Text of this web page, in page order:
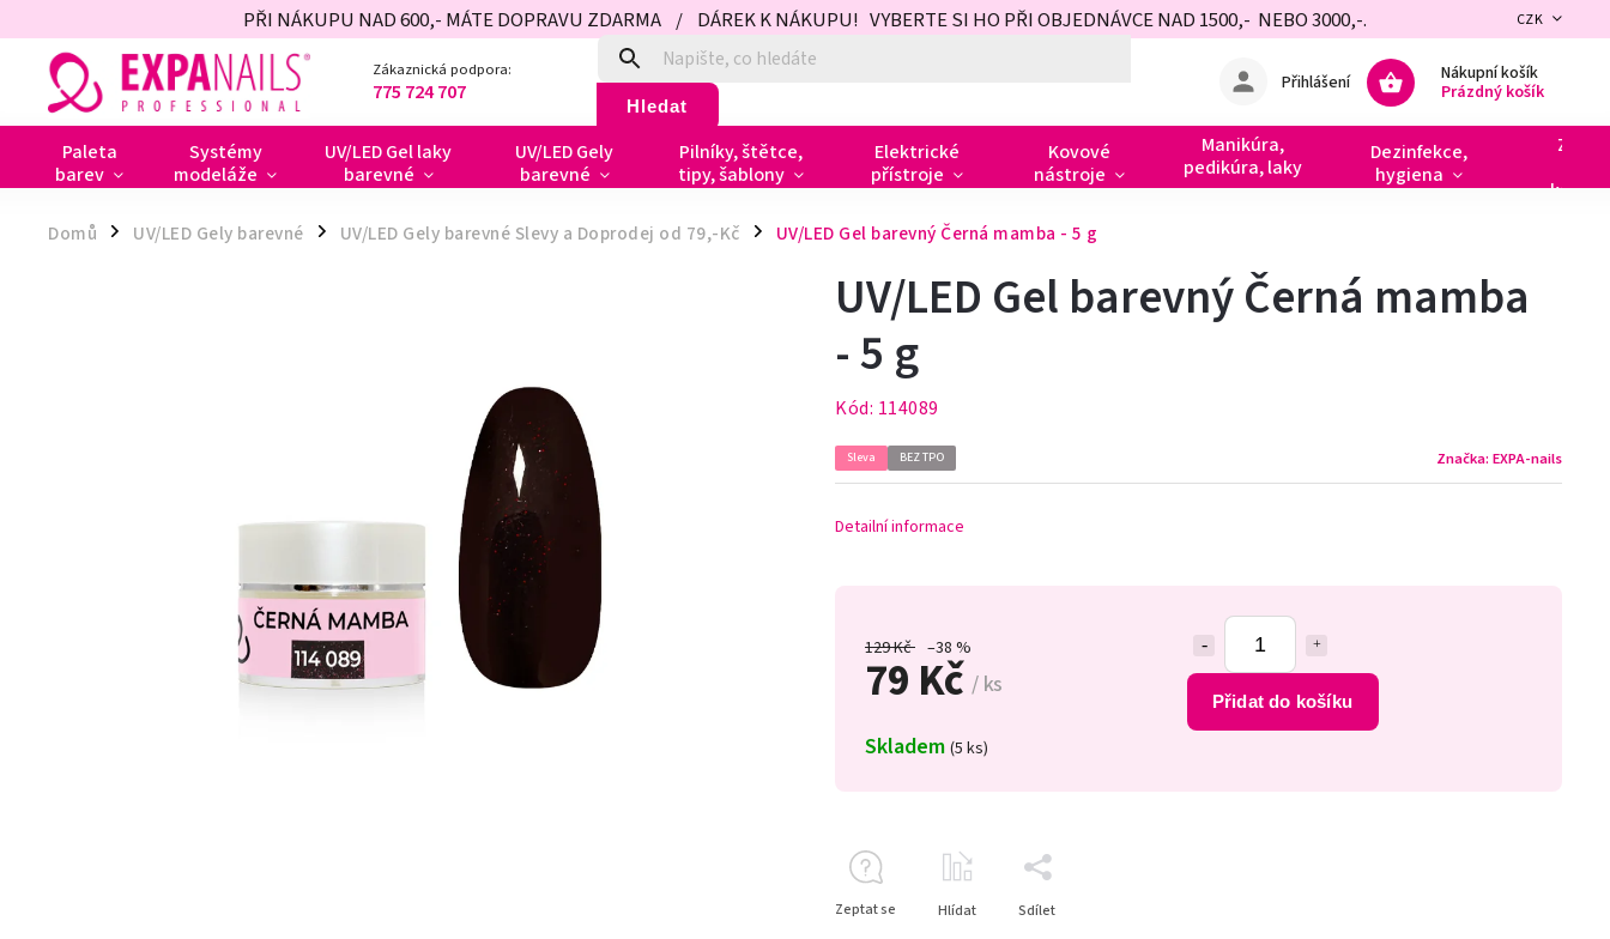
PŘI NÁKUPU NAD 600,- MÁTE DOPRAVU ZDARMA / DÁREK K NÁKUPU! VYBERTE SI HO PŘI OBJEDNÁVCE NAD 1500,- NEBO 3000,-. CZK
Zákaznická podpora:
775 724 707 Hledat
Nákupní košík
Prázdný košík
Přihlášení
Paleta
barev
Systémy
modeláže
UV/LED Gel laky
barevné
UV/LED Gely
barevné
Pilníky, štětce,
tipy, šablony
Elektrické
přístroje
Kovové
nástroje
Manikúra,
pedikúra, laky
Dezinfekce,
hygiena
Domů / UV/LED Gely barevné / UV/LED Gely barevné Slevy a Doprodej od 79,-Kč / UV/LED Gel barevný Černá mamba - 5 g
129 Kč –38 %
79 Kč/ ks
Přidat do košíku
Skladem (5 ks)
UV/LED Gel barevný Černá mamba
- 5 g
Kód: 114089
Sleva BEZ TPO Značka: EXPA-nails
Detailní informace
Zeptat se Hlídat Sdílet